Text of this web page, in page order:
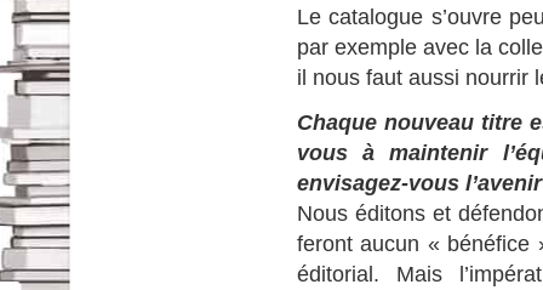
Le catalogue s’ouvre
par exemple avec la
il nous faut aussi nourrir
Chaque nouveau titre
vous à maintenir
envisagez-vous
Nous éditons et
feront aucun « bénéfice
éditorial. Mais